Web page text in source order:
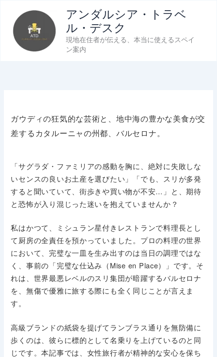
アンダルシア・トラベ
ル・デスク
現地在住者が伝える、本当に使えるスペイ
ン案内
ガウディの狂気的な芸術と、地中海の豊かな美食が交
差するカタルーニャの州都、バルセロナ。
「サグラダ・ファミリアの感動を胸に、絶対に失敗しな
いセンスの良いお土産を選びたい」「でも、スリが多発
すると聞いていて、街歩きや買い物が不安…」と、期待
と恐怖が入り混じった迷いを抱えていませんか？
私はかつて、ミシュラン星付きレストランで料理長とし
て厨房の全責任を預かっていました。プロの料理の世界
において、完璧な一皿を生み出すのは当日の調理ではな
く、事前の「完璧な仕込み（Mise en Place）」です。そ
れは、世界最悪レベルのスリ集団が暗躍するバルセロナ
を、無傷で優雅に旅する際にも全く同じことが言えま
す。
高級ブランドの紙袋を提げてランブラス通りを無防備に
歩くのは、彼らに標的として名乗りを上げているのと同
じです。本記事では、女性旅行者が精神的な安心を保ち